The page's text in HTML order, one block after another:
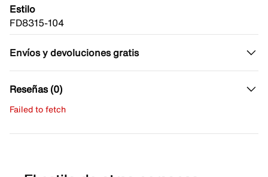
Estilo
FD8315-104
Envíos y devoluciones gratis
Reseñas (0)
Failed to fetch